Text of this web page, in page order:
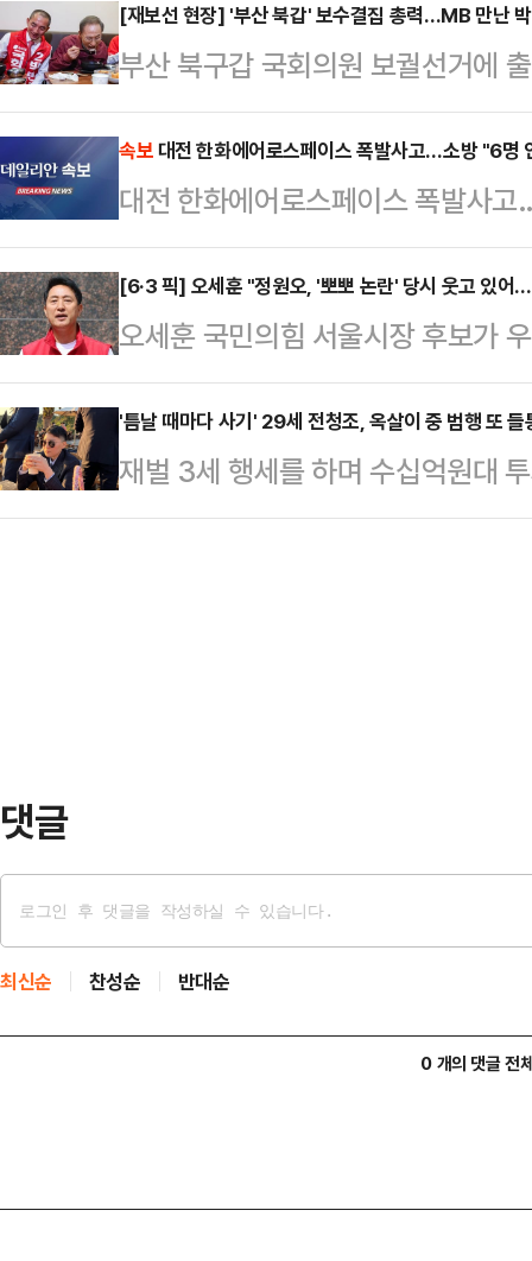
전문가인 니콜 딘은 최근 데일리메
만 운동할 때 착용하는 옷과 신발이
어 "운동용품을 만들 때 흔히 사용
소재의 옷을 세탁하고 입을 때마다
말했다.입자가 매우 작은 미세플라
통해 여러 장기에 …
[재보선 현장] '부산 북갑' 보수결집 총력…MB 만난
부산 북구갑 국회의원 보궐선거에
속 후보가 선거 전 마지막 주말을
결집'에 방점을 찍은 가운데 박민식
합류했고, 한동훈 후보는 아내 진은
더불어민주당 후보의 공세를 정면
31일 오전 부산을 찾은 이 전 대통
함께 점심식사를 했다. 이 일정에는
다.박 후보…
속보대전 한화에어로스페이스 폭발사고…소방 "6명
대전 한화에어로스페이스 폭발사
[6·3 픽] 오세훈 "정원오, '뽀뽀 논란' 당시 웃고 있어
오세훈 국민의힘 서울시장 후보가
이른바 '아기 뽀뽀 강요' 논란에 대
보는 그냥 웃고 있었다"고 지적했
기자들과 만나 "문제의식이 있었다
황이었음에도 불구하고 전혀 제재
'틈날 때마다 사기' 29세 전청조, 옥살이 중 범행 또 들
재벌 3세 행세를 하며 수십억원대
청조(29)가 과거 저질렀던 범행이
댓글
최신순 찬성순 반대순
0 개의 댓글 전